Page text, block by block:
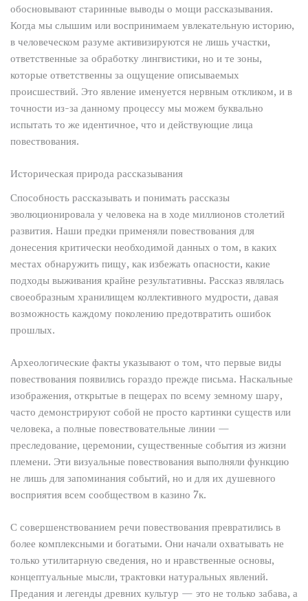
обосновывают старинные выводы о мощи рассказывания.
Когда мы слышим или воспринимаем увлекательную историю,
в человеческом разуме активизируются не лишь участки,
ответственные за обработку лингвистики, но и те зоны,
которые ответственны за ощущение описываемых
происшествий. Это явление именуется нервным откликом, и в
точности из-за данному процессу мы можем буквально
испытать то же идентичное, что и действующие лица
повествования.
Историческая природа рассказывания
Способность рассказывать и понимать рассказы
эволюционировала у человека на в ходе миллионов столетий
развития. Наши предки применяли повествования для
донесения критически необходимой данных о том, в каких
местах обнаружить пищу, как избежать опасности, какие
подходы выживания крайне результативны. Рассказ являлась
своеобразным хранилищем коллективного мудрости, давая
возможность каждому поколению предотвратить ошибок
прошлых.
Археологические факты указывают о том, что первые виды
повествования появились гораздо прежде письма. Наскальные
изображения, открытые в пещерах по всему земному шару,
часто демонстрируют собой не просто картинки существ или
человека, а полные повествовательные линии —
преследование, церемонии, существенные события из жизни
племени. Эти визуальные повествования выполняли функцию
не лишь для запоминания событий, но и для их душевного
восприятия всем сообществом в казино 7к.
С совершенствованием речи повествования превратились в
более комплексными и богатыми. Они начали охватывать не
только утилитарную сведения, но и нравственные основы,
концептуальные мысли, трактовки натуральных явлений.
Предания и легенды древних культур — это не только забава, а